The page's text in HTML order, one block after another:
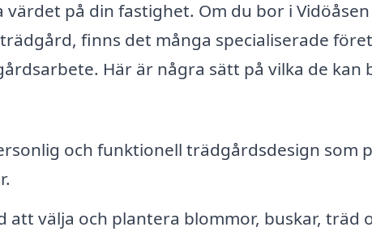
på din fastighet. Om du bor i
finns det många specialiserade
Här är några sätt på vilka de kan
och funktionell trädgårdsdesign som
att välja och plantera blommor, buskar, träd